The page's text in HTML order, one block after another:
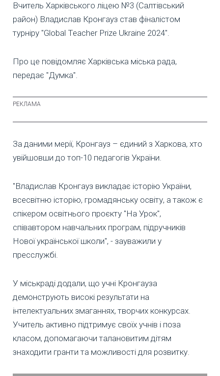
Вчитель Харківського ліцею №3 (Салтівський
район) Владислав Кронгауз став фіналістом
турніру "Global Teacher Prize Ukraine 2024".
Про це повідомляє Харківська міська рада,
передає "Думка".
За даними мерії, Кронгауз – єдиний з Харкова, хто
увійшовши до топ-10 педагогів України.
"Владислав Кронгауз викладає історію України,
всесвітню історію, громадянську освіту, а також є
спікером освітнього проєкту "На Урок",
співавтором навчальних програм, підручників
Нової української школи", - зауважили у
пресслужбі.
У міськраді додали, що учні Кронгауза
демонструють високі результати на
інтелектуальних змаганнях, творчих конкурсах.
Учитель активно підтримує своїх учнів і поза
класом, допомагаючи талановитим дітям
знаходити гранти та можливості для розвитку.